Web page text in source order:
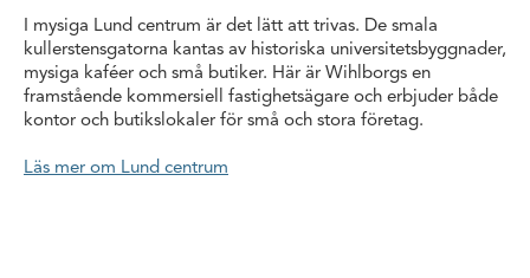
I mysiga Lund centrum är det lätt att trivas. De smala
kullerstensgatorna kantas av historiska universitetsbyggnader,
mysiga kaféer och små butiker. Här är Wihlborgs en
framstående kommersiell fastighetsägare och erbjuder både
kontor och butikslokaler för små och stora företag.
Läs mer om Lund centrum